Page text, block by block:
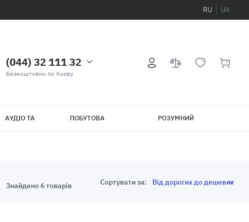
RU UA
(044) 32 111 32
Безкоштовно по Києву
АУДІО ТА ПОБУТОВА РОЗУМНИЙ
Знайдено 6 товарів Сортувати за: